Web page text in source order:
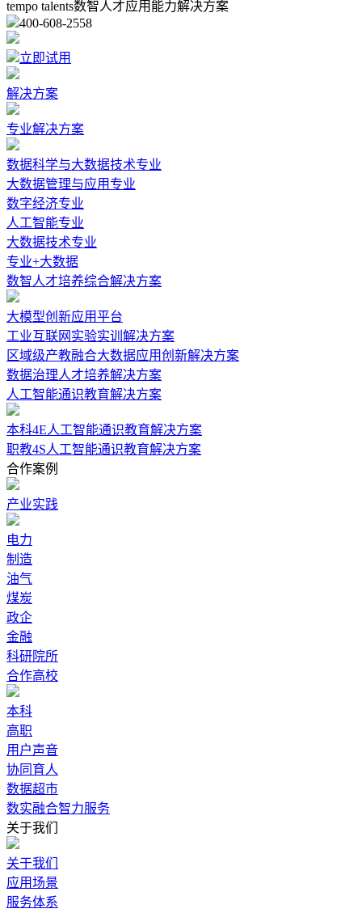
tempo talents数智人才应用能力解决方案
400-608-2558
立即试用
解决方案
专业解决方案
数据科学与大数据技术专业
大数据管理与应用专业
数字经济专业
人工智能专业
大数据技术专业
专业+大数据
数智人才培养综合解决方案
大模型创新应用平台
工业互联网实验实训解决方案
区域级产教融合大数据应用创新解决方案
数据治理人才培养解决方案
人工智能通识教育解决方案
本科4E人工智能通识教育解决方案
职教4S人工智能通识教育解决方案
合作案例
产业实践
电力
制造
油气
煤炭
政企
金融
科研院所
合作高校
本科
高职
用户声音
协同育人
数据超市
数实融合智力服务
关于我们
关于我们
应用场景
服务体系